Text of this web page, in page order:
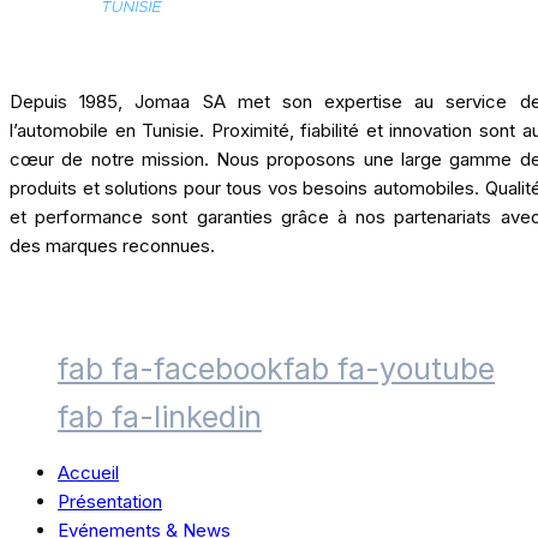
Depuis 1985, Jomaa SA met son expertise au service
l’automobile en Tunisie. Proximité, fiabilité et innovation sont
cœur de notre mission. Nous proposons une large gamme
produits et solutions pour tous vos besoins automobiles.
et performance sont garanties grâce à nos partenariats
des marques reconnues.
fab fa-facebookfab fa-youtube
fab fa-linkedin
Accueil
Présentation
Evénements & News